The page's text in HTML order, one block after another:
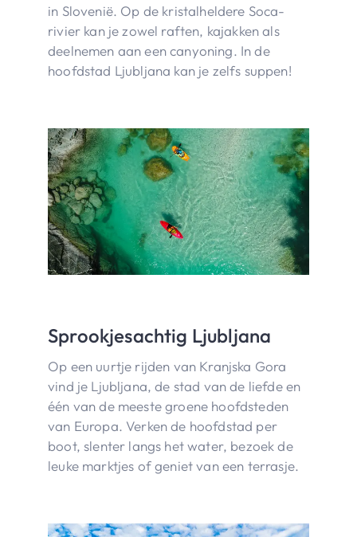
in Slovenië. Op de kristalheldere Soca-
rivier kan je zowel raften, kajakken als
deelnemen aan een canyoning. In de
hoofdstad Ljubljana kan je zelfs suppen!
Sprookjesachtig Ljubljana
Op een uurtje rijden van Kranjska Gora
vind je Ljubljana, de stad van de liefde en
één van de meeste groene hoofdsteden
van Europa. Verken de hoofdstad per
boot, slenter langs het water, bezoek de
leuke marktjes of geniet van een terrasje.